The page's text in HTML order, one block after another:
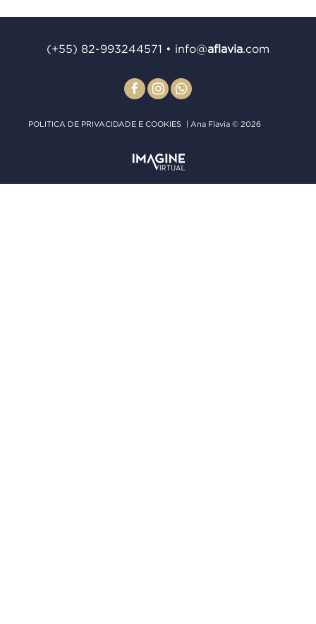
(+55) 82-993244571 • info@aﬂavia.com
POLITICA DE PRIVACIDADE E COOKIES | Ana Flavia © 2026